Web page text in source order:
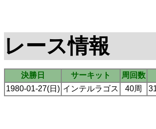
レース情報
決勝日 サーキット 周回数
1980-01-27(日) インテルラゴス 40周